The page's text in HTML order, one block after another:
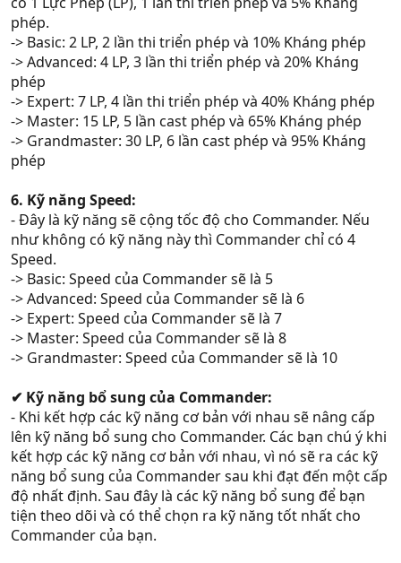
phép.
-> Basic: 2 LP, 2 lần thi triển phép và 10% Kháng phép
-> Advanced: 4 LP, 3 lần thi triển phép và 20% Kháng
phép
-> Expert: 7 LP, 4 lần thi triển phép và 40% Kháng phép
-> Master: 15 LP, 5 lần cast phép và 65% Kháng phép
-> Grandmaster: 30 LP, 6 lần cast phép và 95% Kháng
phép
6. Kỹ năng Speed:
- Đây là kỹ năng sẽ cộng tốc độ cho Commander. Nếu
như không có kỹ năng này thì Commander chỉ có 4
Speed.
-> Basic: Speed của Commander sẽ là 5
-> Advanced: Speed của Commander sẽ là 6
-> Expert: Speed của Commander sẽ là 7
-> Master: Speed của Commander sẽ là 8
-> Grandmaster: Speed của Commander sẽ là 10
✔ Kỹ năng bổ sung của Commander:
- Khi kết hợp các kỹ năng cơ bản với nhau sẽ nâng cấp
lên kỹ năng bổ sung cho Commander. Các bạn chú ý khi
kết hợp các kỹ năng cơ bản với nhau, vì nó sẽ ra các kỹ
năng bổ sung của Commander sau khi đạt đến một cấp
độ nhất định. Sau đây là các kỹ năng bổ sung để bạn
tiện theo dõi và có thể chọn ra kỹ năng tốt nhất cho
Commander của bạn.